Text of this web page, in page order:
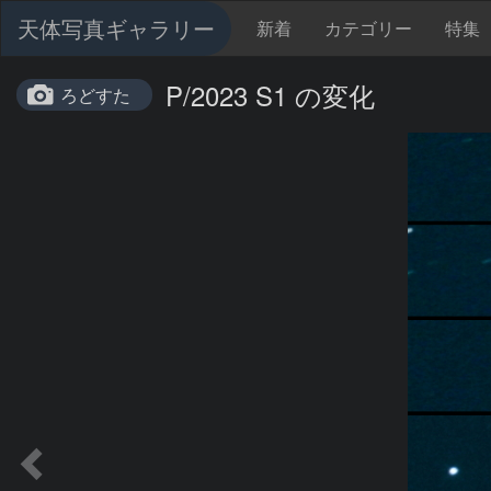
天体写真ギャラリー 新着 カテゴリー 特集
ろどすた P/2023 S1 の変化